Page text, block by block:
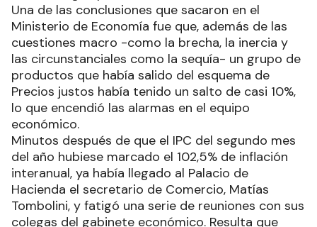
Una de las conclusiones que sacaron en el
Ministerio de Economía fue que, además de las
cuestiones macro -como la brecha, la inercia y
las circunstanciales como la sequía- un grupo de
productos que había salido del esquema de
Precios justos había tenido un salto de casi 10%,
lo que encendió las alarmas en el equipo
económico.
Minutos después de que el IPC del segundo mes
del año hubiese marcado el 102,5% de inflación
interanual, ya había llegado al Palacio de
Hacienda el secretario de Comercio, Matías
Tombolini, y fatigó una serie de reuniones con sus
colegas del gabinete económico. Resulta que